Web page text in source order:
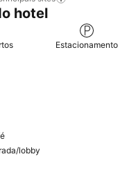
Perto da área
hotel
Estacionamento
lobby